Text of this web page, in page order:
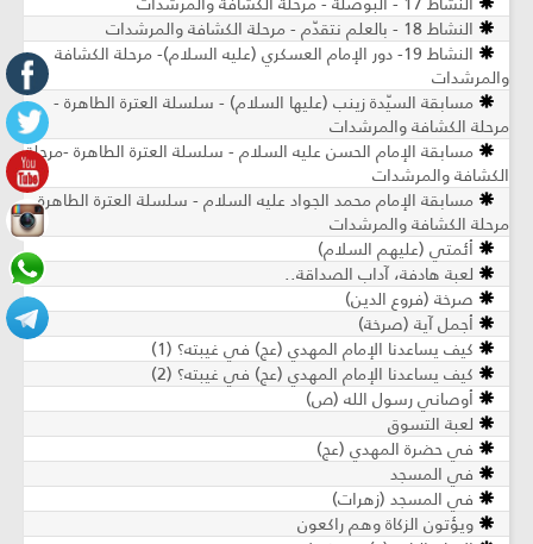
النشاط 18 - بالعلم نتقدّم - مرحلة الكشافة والمرشدات
النشاط 19- دور الإمام العسكري (عليه السلام)- مرحلة الكشافة
والمرشدات
مسابقة السيّدة زينب (عليها السلام) - سلسلة العترة الطاهرة -
مرحلة الكشافة والمرشدات
مسابقة الإمام الحسن عليه السلام - سلسلة العترة الطاهرة -مرحلة
الكشافة والمرشدات
مسابقة الإمام محمد الجواد عليه السلام - سلسلة العترة الطاهرة -
مرحلة الكشافة والمرشدات
أئمتي (عليهم السلام)
لعبة هادفة، آداب الصداقة..
صرخة (فروع الدين)
أجمل آية (صرخة)
كيف يساعدنا الإمام المهدي (عج) في غيبته؟ (1)
كيف يساعدنا الإمام المهدي (عج) في غيبته؟ (2)
أوصاني رسول الله (ص)
لعبة التسوق
في حضرة المهدي (عج)
في المسجد
في المسجد (زهرات)
ويؤتون الزكاة وهم راكعون